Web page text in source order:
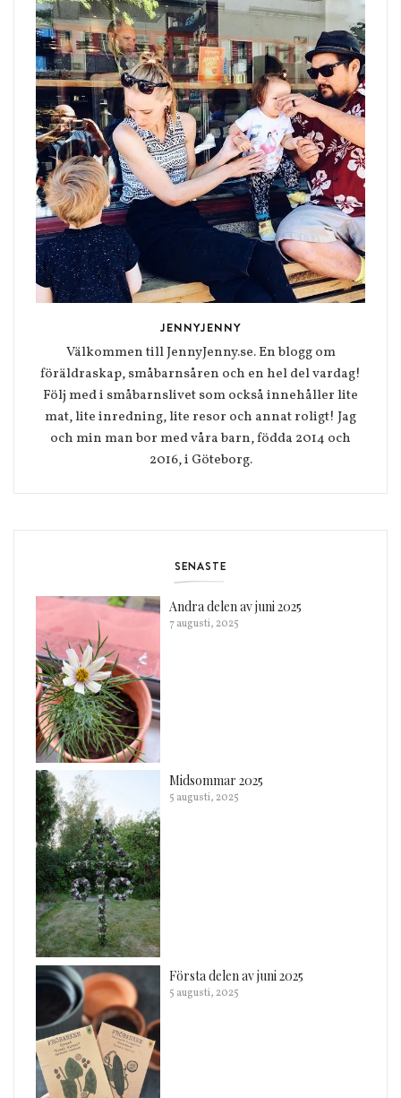
JENNYJENNY
Välkommen till JennyJenny.se. En blogg om
föräldraskap, småbarnsåren och en hel del vardag!
Följ med i småbarnslivet som också innehåller lite
mat, lite inredning, lite resor och annat roligt! Jag
och min man bor med våra barn, födda 2014 och
2016, i Göteborg.
SENASTE
Andra delen av juni 2025
7 augusti, 2025
Midsommar 2025
5 augusti, 2025
Första delen av juni 2025
5 augusti, 2025